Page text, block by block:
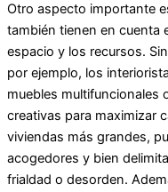
Otro aspecto importante
también tienen en cuenta
espacio y los recursos.
por ejemplo, los
muebles multifuncionales
creativas para maximizar
viviendas más grandes,
acogedores y bien
frialdad o desorden.